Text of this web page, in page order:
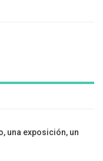
una exposición, un